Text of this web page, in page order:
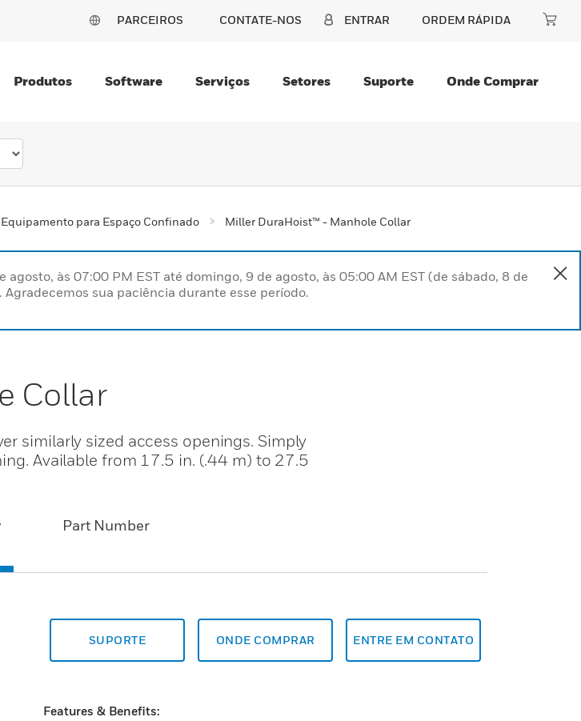
PARCEIROS CONTATE-NOS ENTRAR ORDEM RÁPIDA
Produtos Software Serviços Setores Suporte Onde Comprar
Equipamento para Espaço Confinado Miller DuraHoist™ - Manhole Collar
às 07:00 PM EST até domingo, 9 de agosto, às 05:00 AM EST (de sábado, 8 de
sua paciência durante esse período.
Collar
similarly sized access openings. Simply
Available from 17.5 in. (.44 m) to 27.5
Part Number
SUPORTE ONDE COMPRAR ENTRE EM CONTATO
Features & Benefits: